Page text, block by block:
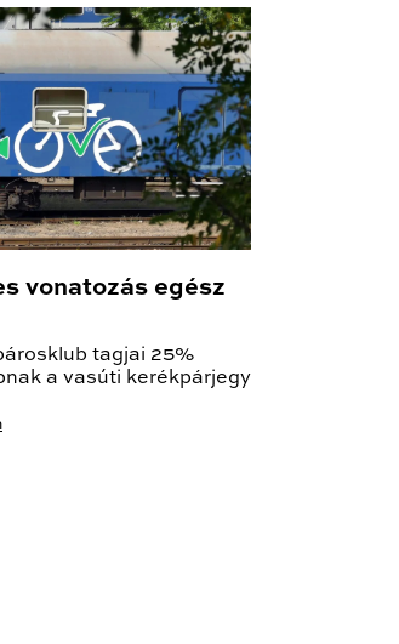
vonatozás egész
tagjai 25%
a vasúti kerékpárjegy